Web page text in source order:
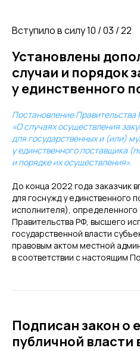
Вступило в силу 10 / 03 / 22
Установлены
случаи и порядок
у единственного
Постановление
«О случаях осуществления
для государственных и (или)
у единственного поставщика
и порядке их осуществления».
До конца 2022 года заказчик
для госнужд у единственного
исполнителя), определенного
Правительства РФ, высшего
государственной власти
правовым актом местной
в соответствии с настоящим
Подписан закон о
публичной власти